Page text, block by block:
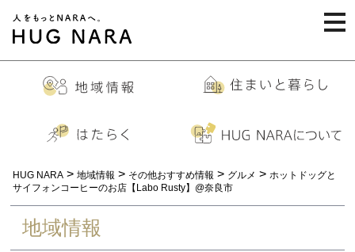
HUG NARA > 地域情報 > その他おすすめ情報 > グルメ > ホットドッグと
サイフォンコーヒーのお店【Labo Rusty】@奈良市
地域情報